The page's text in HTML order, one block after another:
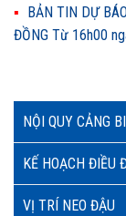
NỘI QUY CẢNG
KẾ HOẠCH ĐIỀU
VỊ TRÍ NEO ĐẬU
BẢN TIN DỰ
ĐỒNG Từ 16h00